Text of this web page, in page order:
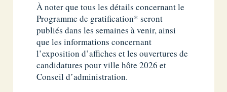
À noter que tous les détails concernant le
Programme de gratification* seront
publiés dans les semaines à venir, ainsi
que les informations concernant
l’exposition d’affiches et les ouvertures de
candidatures pour ville hôte 2026 et
Conseil d’administration.